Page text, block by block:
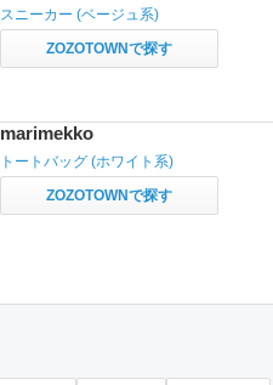
スニーカー (ベージュ系)
ZOZOTOWNで探す
marimekko
トートバッグ (ホワイト系)
ZOZOTOWNで探す